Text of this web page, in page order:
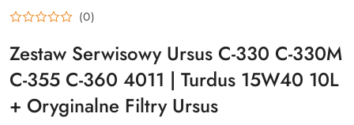
(0)
Zestaw Serwisowy Ursus C-330 C-330M
C-355 C-360 4011 | Turdus 15W40 10L
+ Oryginalne Filtry Ursus